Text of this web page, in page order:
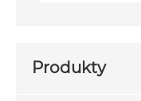
Produkty